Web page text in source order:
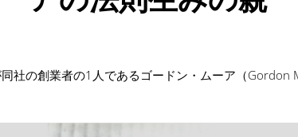
社の創業者の1人であるゴードン・ムーア（Gordon